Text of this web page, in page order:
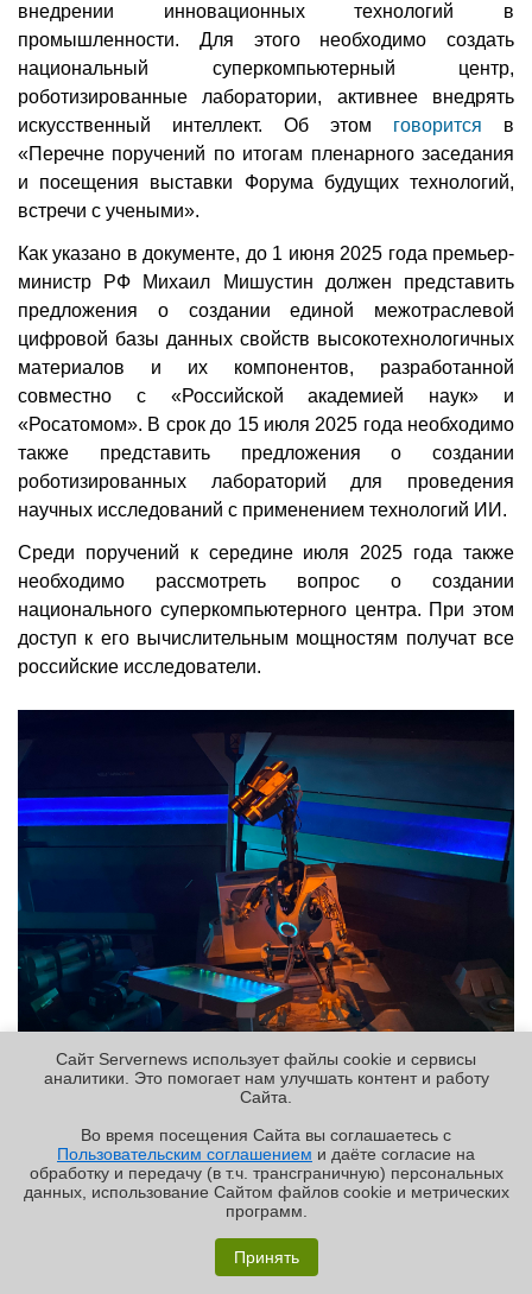
✖
внедрении инновационных технологий в
промышленности. Для этого необходимо создать
национальный суперкомпьютерный центр,
роботизированные лаборатории, активнее внедрять
искусственный интеллект. Об этом говорится в
«Перечне поручений по итогам пленарного заседания
и посещения выставки Форума будущих технологий,
встречи с учеными».
Как указано в документе, до 1 июня 2025 года премьер-
министр РФ Михаил Мишустин должен представить
предложения о создании единой межотраслевой
цифровой базы данных свойств высокотехнологичных
материалов и их компонентов, разработанной
совместно с «Российской академией наук» и
«Росатомом». В срок до 15 июля 2025 года необходимо
также представить предложения о создании
роботизированных лабораторий для проведения
научных исследований с применением технологий ИИ.
Среди поручений к середине июля 2025 года также
необходимо рассмотреть вопрос о создании
национального суперкомпьютерного центра. При этом
доступ к его вычислительным мощностям получат все
российские исследователи.
Кроме того, президент поручил до 1 августа 2025 года
представить предложения о расширении применения
технологий ИИ и компьютерного моделирования для
сокращения сроков разработки и внедрения новых
материалов в химической отрасли. Ожидается, что
Сайт Servernews использует файлы cookie и сервисы
аналитики. Это помогает нам улучшать контент и работу
Cайта.
Во время посещения Cайта вы соглашаетесь с
Пользовательским соглашением и даёте согласие на
обработку и передачу (в т.ч. трансграничную) персональных
данных, использование Cайтом файлов cookie и метрических
программ.
Принять